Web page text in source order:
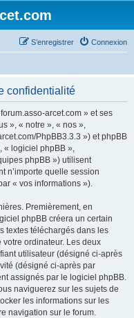
Connexion
S’enregistrer
confidentialité
arcet.com » et ses
», « notre », « nos »,
PhpBB3.3.3 ») et phpBB
« logiciel phpBB »,
phpBB ») utilisent
n’importe quelle session
« vos informations »).
Premièrement, en
phpBB créera un certain
textes téléchargés dans les
ordinateur. Les deux
utilisateur (désigné ci-après
(désigné ci-après par
assignés par le logiciel phpBB.
naviguerez sur les sujets de
les informations sur les
navigation sur le forum.